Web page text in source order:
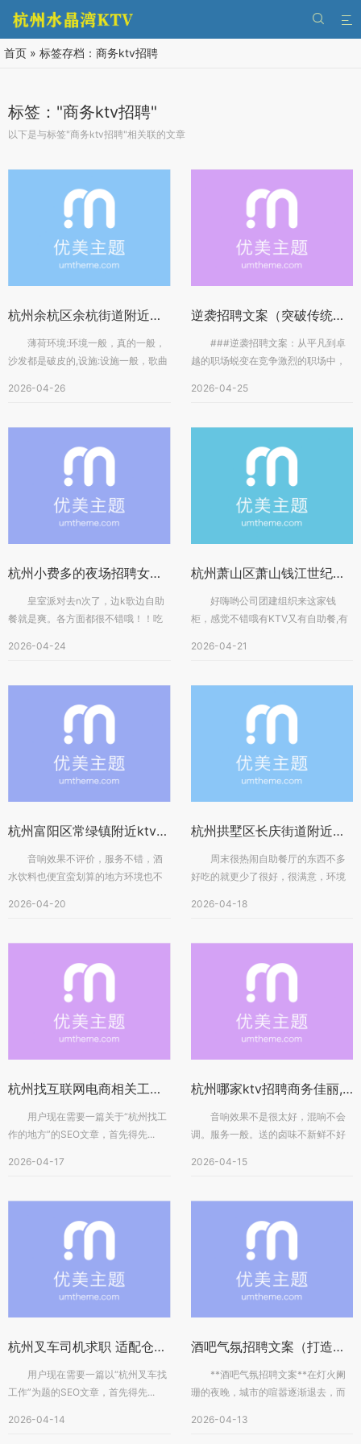


首页 » 标签存档：商务ktv招聘
标签："商务ktv招聘"
以下是与标签"商务ktv招聘"相关联的文章
杭州余杭区余杭街道附近夜场招聘商务接待,还有哪些职位
薄荷环境:环境一般，真的一般，
沙发都是破皮的,设施:设施一般，歌曲
2026-04-26
逆袭招聘文案（突破传统：创新招聘策略大揭秘）
###逆袭招聘文案：从平凡到卓
越的职场蜕变在竞争激烈的职场中，
2026-04-25
杭州小费多的夜场招聘女招待,有身高要求吗？
皇室派对去n次了，边k歌边自助
餐就是爽。各方面都很不错哦！！吃
2026-04-24
杭州萧山区萧山钱江世纪城附近酒吧招聘包厢陪唱,用什么招聘平台好
好嗨哟公司团建组织来这家钱
柜，感觉不错哦有KTV又有自助餐,有
2026-04-21
杭州富阳区常绿镇附近ktv招聘点歌公主,(不用交台费)
音响效果不评价，服务不错，酒
水饮料也便宜蛮划算的地方环境也不
2026-04-20
杭州拱墅区长庆街道附近夜总会招聘包厢管家,不限身高
周末很热闹自助餐厅的东西不多
好吃的就更少了很好，很满意，环境
2026-04-18
杭州找互联网电商相关工作的好去处
用户现在需要一篇关于“杭州找工
作的地方”的SEO文章，首先得先...
2026-04-17
杭州哪家ktv招聘商务佳丽,是上白班还是上夜班
音响效果不是很太好，混响不会
调。服务一般。送的卤味不新鲜不好
2026-04-15
杭州叉车司机求职 适配仓储物流岗位
用户现在需要一篇以“杭州叉车找
工作”为题的SEO文章，首先得先...
2026-04-14
酒吧气氛招聘文案（打造独特酒吧氛围，诚邀氛围营造高手加入）
**酒吧气氛招聘文案**在灯火阑
珊的夜晚，城市的喧嚣逐渐退去，而
2026-04-13